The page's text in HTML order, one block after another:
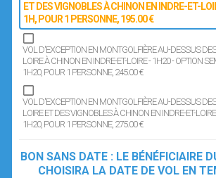
ET DES VIGNOBLES À CHINON EN INDRE-ET-
1H, POUR 1 PERSONNE, 195.00 €
VOL D'EXCEPTION EN MONTGOLFIÈRE AU-DESSUS
LOIRE À CHINON EN INDRE-ET-LOIRE - 1H20 - OPTION
1H20, POUR 1 PERSONNE, 245.00 €
VOL D'EXCEPTION EN MONTGOLFIÈRE AU-DESSUS
LOIRE ET DES VIGNOBLES À CHINON EN INDRE-ET-
1H20, POUR 1 PERSONNE, 275.00 €
BON SANS DATE : LE BÉNÉFICIAIRE
CHOISIRA LA DATE DE VOL EN